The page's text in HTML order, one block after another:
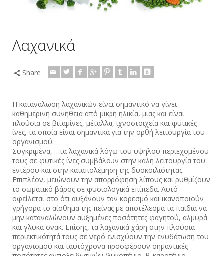
Λαχανικά
Share
Η κατανάλωση λαχανικών είναι σημαντικό να γίνει
καθημερινή συνήθεια από μικρή ηλικία, μιας και είναι
πλούσια σε βιταμίνες, μέταλλα, ιχνοστοιχεία και φυτικές
ίνες, τα οποία είναι σημαντικά για την ορθή λειτουργία του
οργανισμού.
Συγκριμένα, …τα λαχανικά λόγω του υψηλού περιεχομένου
τους σε φυτικές ίνες συμβάλουν στην καλή λειτουργία του
εντέρου και στην καταπολέμηση της δυσκοιλιότητας.
Επιπλέον, μειώνουν την απορρόφηση λίπους και ρυθμίζουν
το σωματικό βάρος σε φυσιολογικά επίπεδα. Αυτό
οφείλεται στο ότι αυξάνουν τον κορεσμό και ικανοποιούν
γρήγορα το αίσθημα της πείνας με αποτέλεσμα τα παιδιά να
μην καταναλώνουν αυξημένες ποσότητες φαγητού, αλμυρά
και γλυκά σνακ. Επίσης, τα λαχανικά χάρη στην πλούσια
περιεκτικότητά τους σε νερό ενισχύουν την ενυδάτωση του
οργανισμού και ταυτόχρονα προσφέρουν σημαντικές